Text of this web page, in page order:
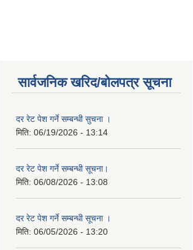
सार्वजनिक खरिद/बोलपत्र सूचना
दर रेट पेश गर्ने सम्बन्धी सुचना ।
मिति: 06/19/2026 - 13:14
दर रेट पेश गर्ने सम्बन्धी सूचना।
मिति: 06/08/2026 - 13:08
दर रेट पेश गर्ने सम्बन्धी सूचना ।
मिति: 06/05/2026 - 13:20